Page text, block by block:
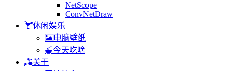
NetScope
ConvNetDraw
休闲娱乐
电脑壁纸
今天吃啥
关于